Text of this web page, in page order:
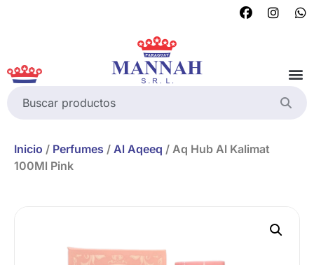
Inicio / Perfumes / Al Aqeeq / Aq Hub Al Kalimat
100Ml Pink